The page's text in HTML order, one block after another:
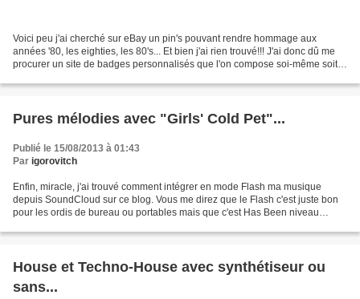
Voici peu j'ai cherché sur eBay un pin's pouvant rendre hommage aux
années '80, les eighties, les 80's... Et bien j'ai rien trouvé!!! J'ai donc dû me
procurer un site de badges personnalisés que l'on compose soi-même soit
Pures mélodies avec "Girls' Cold Pet"...
Publié le 15/08/2013 à 01:43
Par igorovitch
Enfin, miracle, j'ai trouvé comment intégrer en mode Flash ma musique
depuis SoundCloud sur ce blog. Vous me direz que le Flash c'est juste bon
pour les ordis de bureau ou portables mais que c'est Has Been niveau
House et Techno-House avec synthétiseur ou
sans...